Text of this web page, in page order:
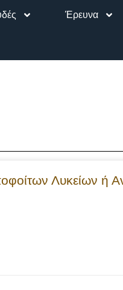
Έρευνα
Λυκείων ή